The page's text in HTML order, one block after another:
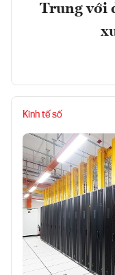
Trung với
Kinh tế số